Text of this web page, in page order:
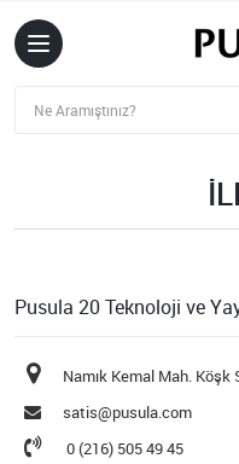
Pusula 20 Teknoloji ve
Namık Kemal Mah.
satis@pusula.com
0 (216) 505 49 45